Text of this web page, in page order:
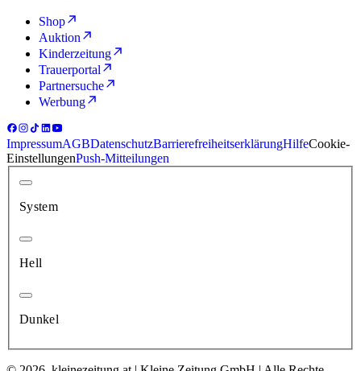
Shop
Auktion
Kinderzeitung
Trauerportal
Partnersuche
Werbung
ImpressumAGBDatenschutzBarrierefreiheitserklärungHilfeCookie-
EinstellungenPush-Mitteilungen
System
Hell
Dunkel